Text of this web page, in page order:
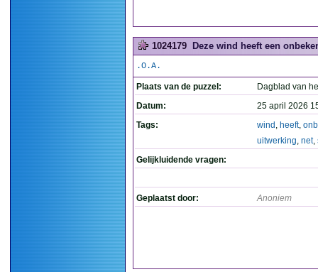
1024179 Deze wind heeft een
.O.A.
Plaats van de puzzel:
Dagblad van
Datum:
25 april 2026
Tags:
wind , heeft,
uitwerking, net,
Gelijkluidende vragen:
Geplaatst door: Anoniem